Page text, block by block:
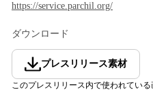
https://service.parchil.org/
ダウンロード
プレスリリース素材
このプレスリリース内で使われてい